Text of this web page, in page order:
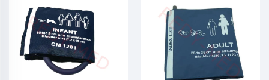
blære, gummibaseret PVC-
pære